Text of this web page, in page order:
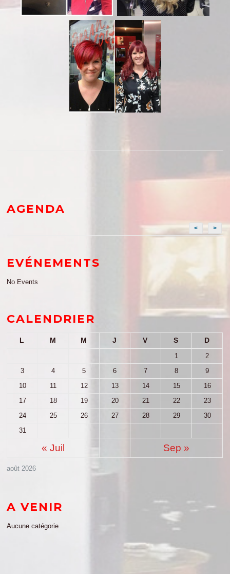
AGENDA
< >
EVÉNEMENTS
No Events
CALENDRIER
août 2026
L M M J V S D
1
2
3
4 5 6 7 8
9
10
11 12 13 14 15
16
17
18 19 20 21 22
23
24
25 26 27 28 29
30
31
« Juil Sep »
A VENIR
Aucune catégorie